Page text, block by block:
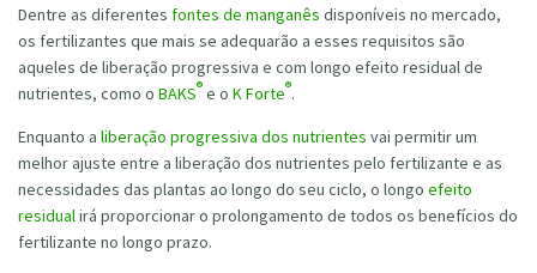
Dentre as diferentes fontes de manganês disponíveis no mercado,
os fertilizantes que mais se adequarão a esses requisitos são
aqueles de liberação progressiva e com longo efeito residual de
nutrientes, como o BAKS® e o K Forte®.
Enquanto a liberação progressiva dos nutrientes vai permitir um
melhor ajuste entre a liberação dos nutrientes pelo fertilizante e as
necessidades das plantas ao longo do seu ciclo, o longo efeito
residualirá proporcionar o prolongamento de todos os benefícios do
fertilizante no longo prazo.